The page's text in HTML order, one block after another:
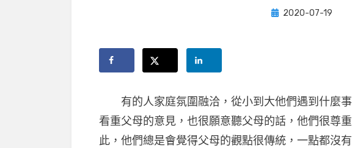
by小編
Posted
2020-07-19
有的人家庭氛圍融洽，從小到大他們遇到什麼事
看重父母的意見，也很願意聽父母的話，他們很尊
此，他們總是會覺得父母的觀點很傳統，一點都沒